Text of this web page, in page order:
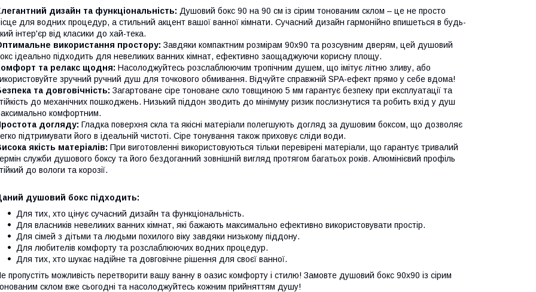
дизайн та функціональність: Душовий бокс 90 на 90 см із сірим тонованим склом – це не просто
для водних процедур, а стильний акцент вашої ванної кімнати. Сучасний дизайн гармонійно впишеться в будь-
інтер'єр від класики до хай-тека.
використання простору: Завдяки компактним розмірам 90x90 та розсувним дверям, цей душовий
ідеально підходить для невеликих ванних кімнат, ефективно заощаджуючи корисну площу.
та релакс щодня: Насолоджуйтесь розслаблюючим тропічним душем, що імітує літню зливу, або
зручний ручний душ для точкового обмивання. Відчуйте справжній SPA-ефект прямо у себе вдома!
та довговічність: Загартоване сіре тоноване скло товщиною 5 мм гарантує безпеку при експлуатації та
до механічних пошкоджень. Низький піддон зводить до мінімуму ризик послизнутися та робить вхід у душ
комфортним.
догляду: Гладка поверхня скла та якісні матеріали полегшують догляд за душовим боксом, що дозволяє
підтримувати його в ідеальній чистоті. Сіре тонування також приховує сліди води.
якість матеріалів: При виготовленні використовуються тільки перевірені матеріали, що гарантує тривалий
служби душового боксу та його бездоганний зовнішній вигляд протягом багатьох років. Алюмінієвий профіль
до вологи та корозії.
душовий бокс підходить:
Для тих, хто цінує сучасний дизайн та функціональність.
Для власників невеликих ванних кімнат, які бажають максимально ефективно використовувати простір.
Для сімей з дітьми та людьми похилого віку завдяки низькому піддону.
Для любителів комфорту та розслаблюючих водних процедур.
Для тих, хто шукає надійне та довговічне рішення для своєї ванної.
пропустіть можливість перетворити вашу ванну в оазис комфорту і стилю! Замовте душовий бокс 90x90 із сірим
склом вже сьогодні та насолоджуйтесь кожним прийняттям душу!